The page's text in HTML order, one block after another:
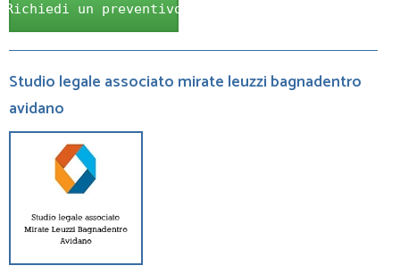
Richiedi un preventivo
Studio legale associato mirate leuzzi bagnadentro
avidano